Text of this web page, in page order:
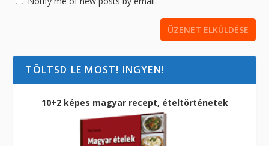
TÖLTSD LE MOST! INGYEN!
10+2 képes magyar recept, ételtörténetek